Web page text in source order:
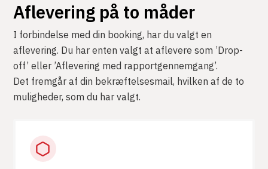
Aflevering på to måder
I forbindelse med din booking, har du valgt en
aflevering. Du har enten valgt at aflevere som ’Drop-
off’ eller ’Aflevering med rapportgennemgang’.
Det fremgår af din bekræftelsesmail, hvilken af de to
muligheder, som du har valgt.